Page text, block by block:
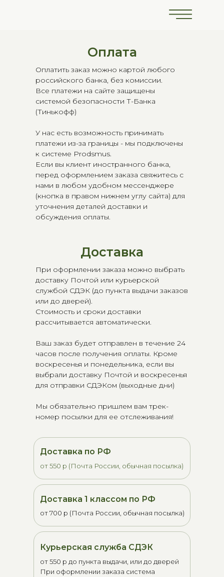
Доставка 1 классом по РФ
от 700 р (Почта России, обычная посылка)
Доставка по РФ
от 550 р (Почта России, обычная посылка)
Курьерская служба СДЭК
от 550 р до пункта выдачи, или до дверей
При оформлении заказа система
При оформлении заказа можно выбрать
доставку Почтой или курьерской
службой СДЭК (до пункта выдачи заказов
или до дверей).
Стоимость и сроки доставки
рассчитывается автоматически.
Ваш заказ будет отправлен в течение 24
часов после получения оплаты. Кроме
воскресенья и понедельника, если вы
выбрали доставку Почтой и воскресенья
для отправки СДЭКом (выходные дни)
Мы обязательно пришлем вам трек-
номер посылки для ее отслеживания!
Оплатить заказ можно картой любого
российского банка, без комиссии.
Все платежи на сайте защищены
системой безопасности Т-Банка
(Тинькофф)
У нас есть возможность принимать
платежи из-за границы - мы подключены
к системе Prodsmus.
Если вы клиент иностранного банка,
перед оформлением заказа свяжитесь с
нами в любом удобном мессенджере
(кнопка в правом нижнем углу сайта) для
уточнения деталей доставки и
обсуждения оплаты.
Доставка
Оплата